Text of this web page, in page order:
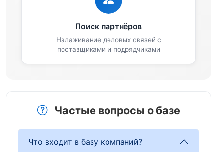
Поиск партнёров
Налаживание деловых связей с
поставщиками и подрядчиками
Частые вопросы о базе
Что входит в базу компаний?